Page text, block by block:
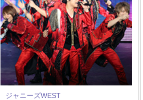
ジャニーズWEST